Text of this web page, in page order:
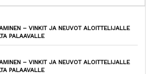
– VINKIT JA NEUVOT ALOITTELIJALLE
PALAAVALLE
– VINKIT JA NEUVOT ALOITTELIJALLE
PALAAVALLE